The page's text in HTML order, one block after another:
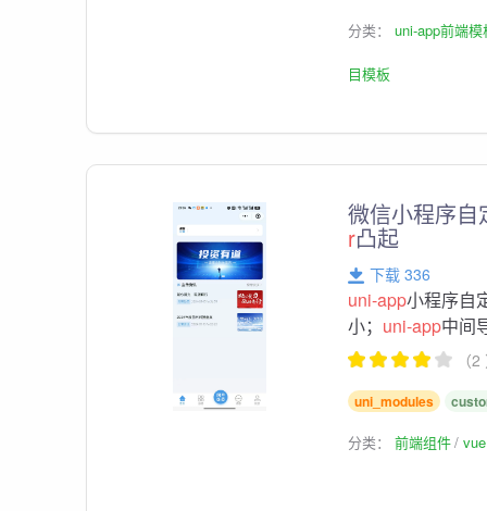
分类：uni-app前端模
目模板
微信小程序自
r凸起
下载 336
uni-app小程序自
小； uni-app中间
（
uni_modules
分类：前端组件